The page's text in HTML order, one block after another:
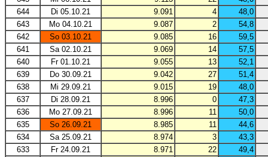
644
Di 05.10.21 9.091 4
48,0
643
Mo 04.10.21 9.087 2
54,8
642
So 03.10.21 9.085 16
59,5
641
Sa 02.10.21 9.069 14
57,5
640
Fr 01.10.21 9.055 13
52,1
639
Do 30.09.21 9.042 27
51,4
638
Mi 29.09.21 9.015 19
48,0
637
Di 28.09.21 8.996 0
47,3
636
Mo 27.09.21 8.996 11
50,0
635
So 26.09.21 8.985 11
44,6
634
Sa 25.09.21 8.974 3
43,3
633
Fr 24.09.21 8.971 22
49,4